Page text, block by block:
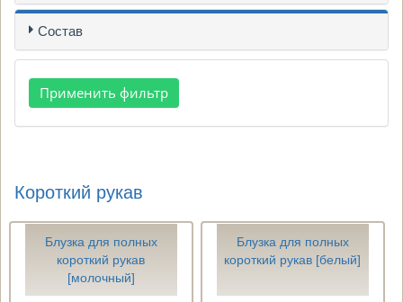
Состав
Короткий рукав
Блузка для полных
короткий рукав
[молочный]
Блузка для полных
короткий рукав [белый]